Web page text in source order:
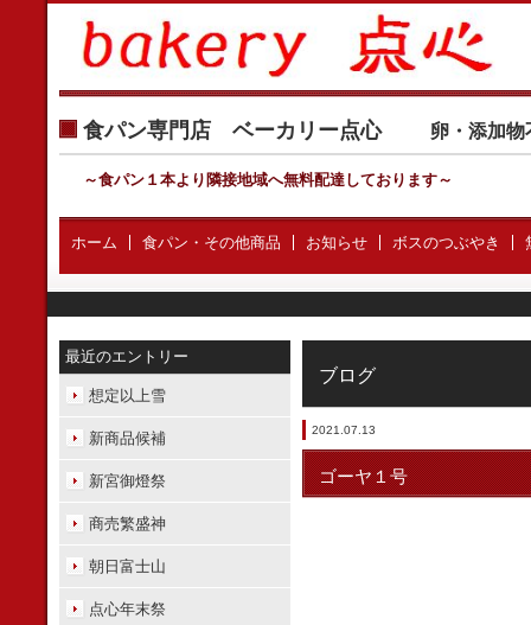
食パン専門店 ベーカリー点心 卵・添加
～食パン１本より隣接地域へ無料配達しております～
ホーム 食パン・その他商品 お知らせ ボスのつぶやき
ブログ
2021.07.13
ゴーヤ１号
最近のエントリー
想定以上雪
新商品候補
新宮御燈祭
商売繁盛神
朝日富士山
点心年末祭